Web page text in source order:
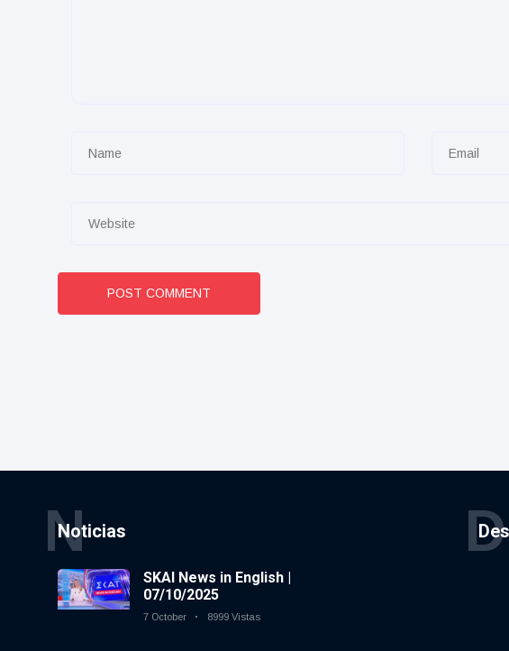
POST COMMENT
Noticias
N
SKAI News in English |
07/10/2025
7 October 8999 Vistas
D